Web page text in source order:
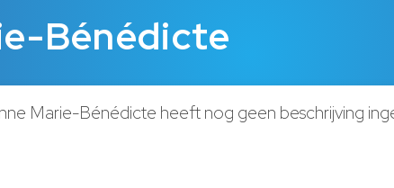
Bénédicte
Marie-Bénédicte heeft nog geen beschrijving